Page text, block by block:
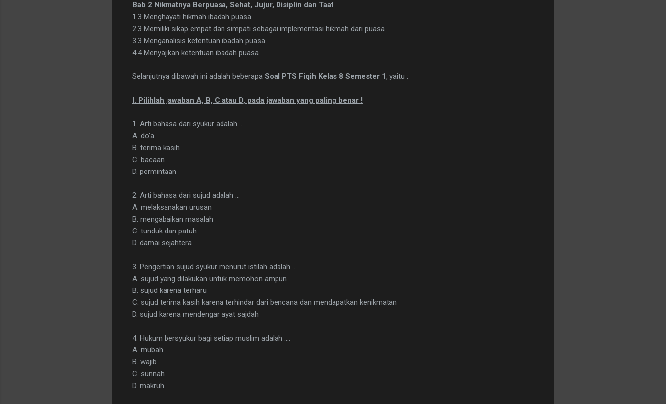
Bab 2 Nikmatnya Berpuasa, Sehat, Jujur, Disiplin dan Taat
1.3 Menghayati hikmah ibadah puasa
2.3 Memiliki sikap empat dan simpati sebagai implementasi hikmah dari puasa
3.3 Menganalisis ketentuan ibadah puasa
4.4 Menyajikan ketentuan ibadah puasa
Selanjutnya dibawah ini adalah beberapa Soal PTS Fiqih Kelas 8 Semester 1, yaitu :
I. Pilihlah jawaban A, B, C atau D, pada jawaban yang paling benar !
1. Arti bahasa dari syukur adalah ...
A. do’a
B. terima kasih
C. bacaan
D. permintaan
2. Arti bahasa dari sujud adalah ...
A. melaksanakan urusan
B. mengabaikan masalah
C. tunduk dan patuh
D. damai sejahtera
3. Pengertian sujud syukur menurut istilah adalah ...
A. sujud yang dilakukan untuk memohon ampun
B. sujud karena terharu
C. sujud terima kasih karena terhindar dari bencana dan mendapatkan kenikmatan
D. sujud karena mendengar ayat sajdah
4. Hukum bersyukur bagi setiap muslim adalah ....
A. mubah
B. wajib
C. sunnah
D. makruh